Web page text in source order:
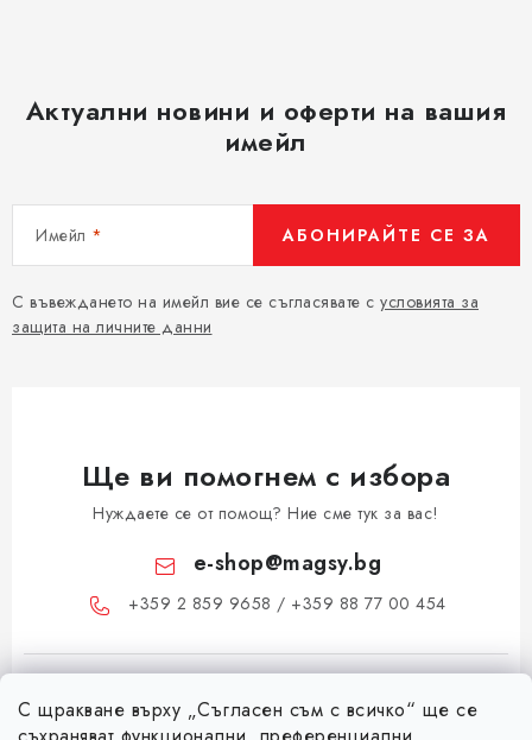
С щракване върху „Съгласен съм с всичко“ ще се
Актуални новини и оферти на вашия
имейл
Имейл
С въвеждането на имейл вие се съгласявате с условията за
защита на личните данни
АБОНИРАЙТЕ СЕ ЗА
Ще ви помогнем с избора
Нуждаете се от помощ? Ние сме тук за вас!
e-shop@magsy.bg
+359 2 859 9658 / +359 88 77 00 454